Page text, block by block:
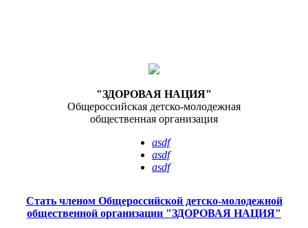
"ЗДОРОВАЯ НАЦИЯ"
Общероссийская детско-молодежная
общественная организация
asdf
asdf
asdf
Стать членом Общероссийской детско-молодежной
общественной организации "ЗДОРОВАЯ НАЦИЯ"